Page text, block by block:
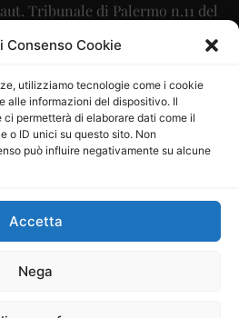
Consenso Cookie
utilizziamo tecnologie come i cookie
alle informazioni del dispositivo. Il
permetterà di elaborare dati come il
o ID unici su questo sito. Non
può influire negativamente su alcune
Accetta
Nega
Tribunale di Palermo n.11 del
29/09/2015
Maurizio Scaglione
Maria Calabrese
06334930820
Società Cooperativa a r.l. è
Operatori di Comunicazione al